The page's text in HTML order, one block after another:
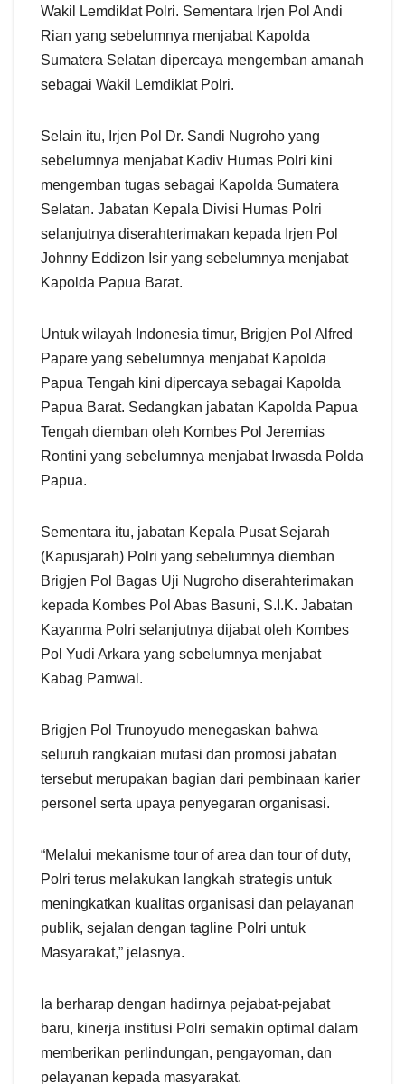
Wakil Lemdiklat Polri. Sementara Irjen Pol Andi
Rian yang sebelumnya menjabat Kapolda
Sumatera Selatan dipercaya mengemban amanah
sebagai Wakil Lemdiklat Polri.
Selain itu, Irjen Pol Dr. Sandi Nugroho yang
sebelumnya menjabat Kadiv Humas Polri kini
mengemban tugas sebagai Kapolda Sumatera
Selatan. Jabatan Kepala Divisi Humas Polri
selanjutnya diserahterimakan kepada Irjen Pol
Johnny Eddizon Isir yang sebelumnya menjabat
Kapolda Papua Barat.
Untuk wilayah Indonesia timur, Brigjen Pol Alfred
Papare yang sebelumnya menjabat Kapolda
Papua Tengah kini dipercaya sebagai Kapolda
Papua Barat. Sedangkan jabatan Kapolda Papua
Tengah diemban oleh Kombes Pol Jeremias
Rontini yang sebelumnya menjabat Irwasda Polda
Papua.
Sementara itu, jabatan Kepala Pusat Sejarah
(Kapusjarah) Polri yang sebelumnya diemban
Brigjen Pol Bagas Uji Nugroho diserahterimakan
kepada Kombes Pol Abas Basuni, S.I.K. Jabatan
Kayanma Polri selanjutnya dijabat oleh Kombes
Pol Yudi Arkara yang sebelumnya menjabat
Kabag Pamwal.
Brigjen Pol Trunoyudo menegaskan bahwa
seluruh rangkaian mutasi dan promosi jabatan
tersebut merupakan bagian dari pembinaan karier
personel serta upaya penyegaran organisasi.
“Melalui mekanisme tour of area dan tour of duty,
Polri terus melakukan langkah strategis untuk
meningkatkan kualitas organisasi dan pelayanan
publik, sejalan dengan tagline Polri untuk
Masyarakat,” jelasnya.
Ia berharap dengan hadirnya pejabat-pejabat
baru, kinerja institusi Polri semakin optimal dalam
memberikan perlindungan, pengayoman, dan
pelayanan kepada masyarakat.